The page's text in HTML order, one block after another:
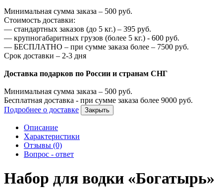
Минимальная сумма заказа – 500 руб.
Стоимость доставки:
— стандартных заказов (до 5 кг.) – 395 руб.
— крупногабаритных грузов (более 5 кг.) - 600 руб.
— БЕСПЛАТНО – при сумме заказа более – 7500 руб.
Срок доставки – 2-3 дня
Доставка подарков по России и странам СНГ
Минимальная сумма заказа – 500 руб.
Бесплатная доставка - при сумме заказа более 9000 руб.
Подробнее о доставке
Закрыть
Описание
Характеристики
Отзывы (0)
Вопрос - ответ
Набор для водки «Богатырь»